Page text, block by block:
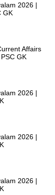
2026 |
GK
Affairs
GK
2026 |
2026 |
2026 |